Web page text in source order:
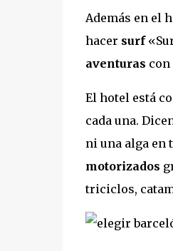
Además en el
hacer surf
aventuras con
El hotel está
cada una.
ni una alga en
motorizados
triciclos,